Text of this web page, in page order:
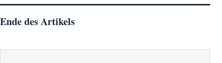
Ende des Artikels